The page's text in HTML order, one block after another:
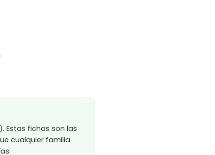
Estas fichas son las
cualquier familia